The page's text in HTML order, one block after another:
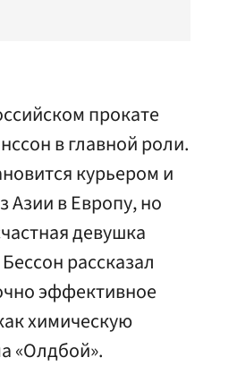
прокате
в главной роли.
курьером и
Азии в Европу, но
девушка
рассказал
эффективное
химическую
«Олдбой».